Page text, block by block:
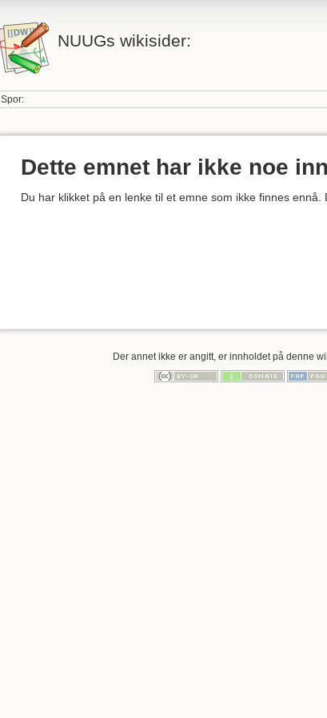
NUUGs wikisider:
Spor:
Dette emnet har ikke noe
Du har klikket på en lenke til et emne som ikke finnes
Der annet ikke er angitt, er innholdet på denne